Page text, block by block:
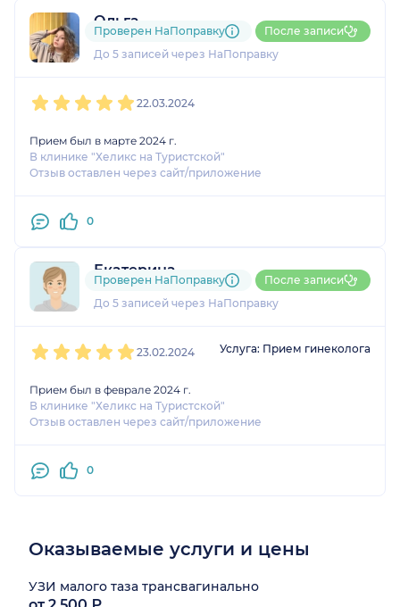
Ольга
2 оценки
До 5 записей через НаПоправку
Проверен НаПоправку После записи
22.03.2024
Прием был в марте 2024 г.
В клинике "Хеликс на Туристской"
Отзыв оставлен через сайт/приложение
0
Екатерина
1 оценка
До 5 записей через НаПоправку
Проверен НаПоправку После записи
23.02.2024 Услуга: Прием гинеколога
Прием был в феврале 2024 г.
В клинике "Хеликс на Туристской"
Отзыв оставлен через сайт/приложение
0
Оказываемые услуги и цены
УЗИ малого таза трансвагинально